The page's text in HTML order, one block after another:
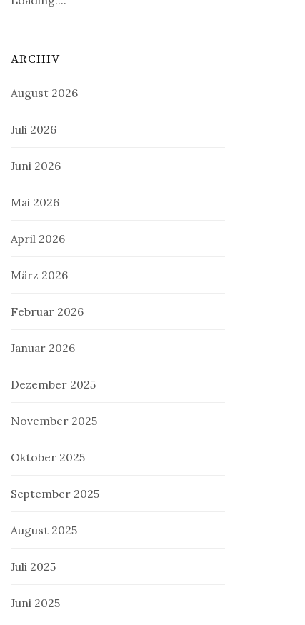
ARCHIV
August 2026
Juli 2026
Juni 2026
Mai 2026
April 2026
März 2026
Februar 2026
Januar 2026
Dezember 2025
November 2025
Oktober 2025
September 2025
August 2025
Juli 2025
Juni 2025